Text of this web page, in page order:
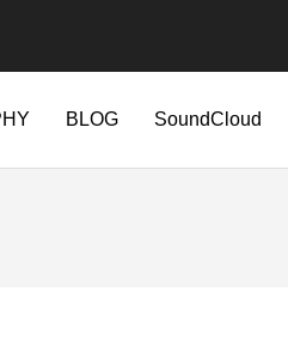
BLOG SoundCloud